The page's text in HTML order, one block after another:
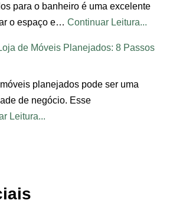
para o banheiro é uma excelente
o espaço e… Continuar Leitura...
de Móveis Planejados: 8 Passos
planejados pode ser uma
de negócio. Esse
Leitura...